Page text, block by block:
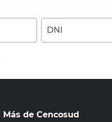
DNI
Más de Cencosud